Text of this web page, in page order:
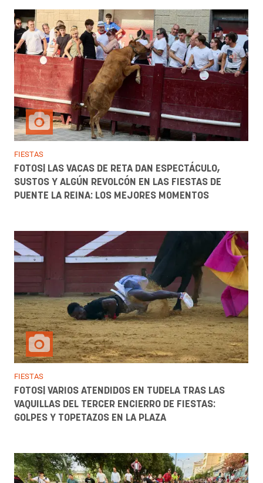
FIESTAS
FOTOS| LAS VACAS DE RETA DAN ESPECTÁCULO,
SUSTOS Y ALGÚN REVOLCÓN EN LAS FIESTAS DE
PUENTE LA REINA: LOS MEJORES MOMENTOS
FIESTAS
FOTOS| VARIOS ATENDIDOS EN TUDELA TRAS LAS
VAQUILLAS DEL TERCER ENCIERRO DE FIESTAS:
GOLPES Y TOPETAZOS EN LA PLAZA